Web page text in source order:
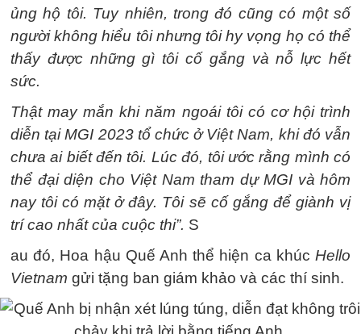
ủng hộ tôi. Tuy nhiên, trong đó cũng có một số
người không hiểu tôi nhưng tôi hy vọng họ có thể
thấy được những gì tôi cố gắng và nỗ lực hết
sức.
Thật may mắn khi năm ngoái tôi có cơ hội trình
diễn tại MGI 2023 tổ chức ở Việt Nam, khi đó vẫn
chưa ai biết đến tôi. Lúc đó, tôi ước rằng mình có
thể đại diện cho Việt Nam tham dự MGI và hôm
nay tôi có mặt ở đây. Tôi sẽ cố gắng để giành vị
trí cao nhất của cuộc thi”. S
au đó, Hoa hậu Quế Anh thể hiện ca khúc Hello
Vietnam gửi tặng ban giám khảo và các thí sinh.